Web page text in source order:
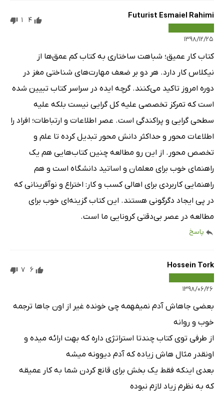
Futurist Esmaiel Rahimi
۱۳۹۸/۱۲/۲۵
4
1
کتاب کار عمیق؛ شباهت ساختاری به کتاب کم عمق‌ها از
نیکلاس کار دارد. هر دو بر ضعف مهارت‌های شناختی مغز در
دوره امروز تاکید می‌کنند. گرچه ایده در سراسر کتاب تبیین شده
است که تمرکز تخصصی علیه کل گرایی نیست بلکه علیه
سطحی گرایی و پراکندگی است. عصر اطلاعات و ارتباطات؛ افراد را
اطلاعات محور و حداکثر دانش محور تبدیل کرده تا علم و
تخصص محور. از این رو مطالعه چنین کتاب‌هایی هم یک
راهنمای خوب برای معلمان و اساتید دانشگاه است و هم
راهنمایی کاربردی برای اهالی کسب و کار: اختراع و نوآفرینانی که
در پی ایجاد دگرگونی هستند. این کتاب گزینه‌ای خوب برای
مطالعه در عصر بی‌دقتی کرونایی ما است.
پاسخ
Hossein Tork
۱۳۹۸/۰۶/۲۶
6
7
بعضی جاهاش آدم نمیفهمه چی خونده غیر از اون جاها ترجمه
خوب و روانه
از طرفی توی کتاب چندتا استراتژی داره که بهت ارائه میده و
اونقدر مثال هاش زیاده که آدم دیوونه میشه
بعدی اینکه فقط یک بخش برای قانع کردن شما به کار عمیقه
که به نظرم زیاد لازم نبوده